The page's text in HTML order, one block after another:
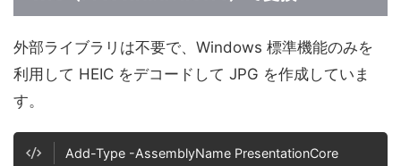
外部ライブラリは不要で、Windows 標準機能のみを
利用して HEIC をデコードして JPG を作成していま
す。
Add-Type -AssemblyName PresentationCore